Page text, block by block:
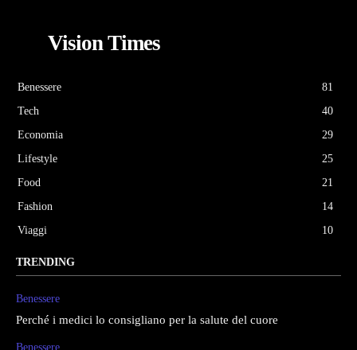
Vision Times
Benessere
81
Tech
40
Economia
29
Lifestyle
25
Food
21
Fashion
14
Viaggi
10
TRENDING
Benessere
Perché i medici lo consigliano per la salute del cuore
Benessere